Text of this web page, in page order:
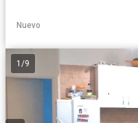
Nuevo
1 /9